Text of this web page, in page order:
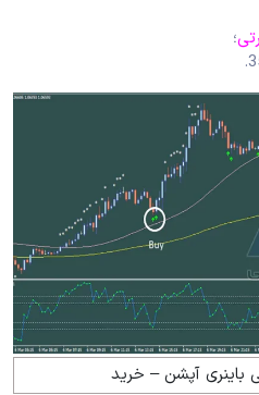
؛
باینری آپشن – خرید